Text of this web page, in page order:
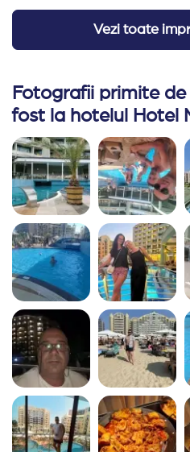
Vezi toate
Fotografii primite
fost la hotelul Hotel